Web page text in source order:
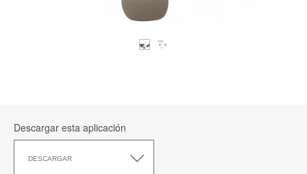
Descargar esta aplicación
DESCARGAR
esta